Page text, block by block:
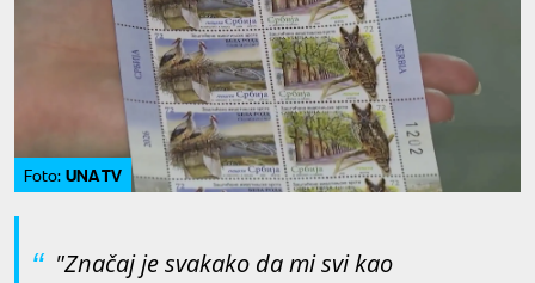
Foto: UNA TV
"Značaj je svakako da mi svi kao